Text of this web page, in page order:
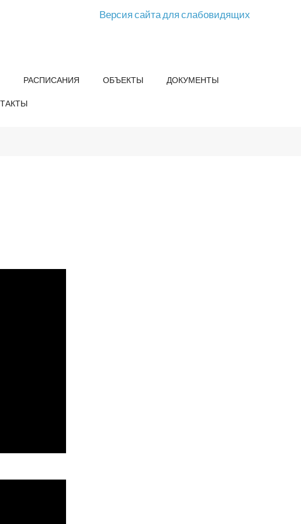
Версия сайта для слабовидящих
РАСПИСАНИЯ ОБЪЕКТЫ ДОКУМЕНТЫ